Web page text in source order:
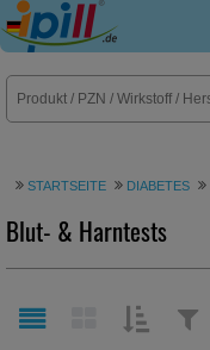
E-Rezept
STARTSEITE DIABETES
Blut- & Harntests